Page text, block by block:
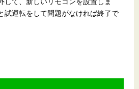
試運転をして問題がなければ終了で